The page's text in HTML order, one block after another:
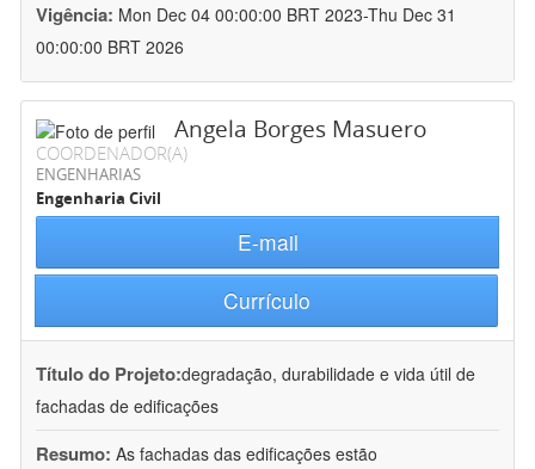
Vigência: Mon Dec 04 00:00:00 BRT 2023-Thu Dec 31
00:00:00 BRT 2026
Angela Borges Masuero
COORDENADOR(A)
ENGENHARIAS
Engenharia Civil
E-mail
Currículo
Título do Projeto:degradação, durabilidade e vida útil de
fachadas de edificações
Resumo: As fachadas das edificações estão